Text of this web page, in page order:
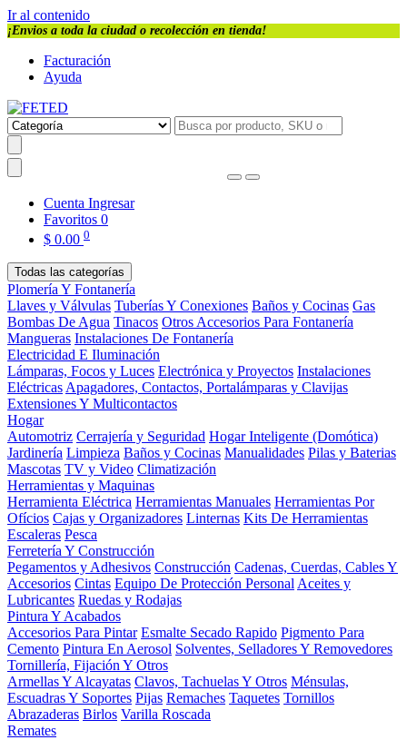
Ir al contenido
¡Envios a toda la ciudad o recolección en tienda!
Facturación
Ayuda
Cuenta Ingresar
Favoritos 0
$ 0.00 0
Todas las categorías
Plomería Y Fontanería
Llaves y Válvulas Tuberías Y Conexiones Baños y Cocinas Gas
Bombas De Agua Tinacos Otros Accesorios Para Fontanería
Mangueras Instalaciones De Fontanería
Electricidad E Iluminación
Lámparas, Focos y Luces Electrónica y Proyectos Instalaciones
Eléctricas Apagadores, Contactos, Portalámparas y Clavijas
Extensiones Y Multicontactos
Hogar
Automotriz Cerrajería y Seguridad Hogar Inteligente (Domótica)
Jardinería Limpieza Baños y Cocinas Manualidades Pilas y Baterias
Mascotas TV y Video Climatización
Herramientas y Maquinas
Herramienta Eléctrica Herramientas Manuales Herramientas Por
Ofícios Cajas y Organizadores Linternas Kits De Herramientas
Escaleras Pesca
Ferretería Y Construcción
Pegamentos y Adhesivos Construcción Cadenas, Cuerdas, Cables Y
Accesorios Cintas Equipo De Protección Personal Aceites y
Lubricantes Ruedas y Rodajas
Pintura Y Acabados
Accesorios Para Pintar Esmalte Secado Rapido Pigmento Para
Cemento Pintura En Aerosol Solventes, Selladores Y Removedores
Tornillería, Fijación Y Otros
Armellas Y Alcayatas Clavos, Tachuelas Y Otros Ménsulas,
Escuadras Y Soportes Pijas Remaches Taquetes Tornillos
Abrazaderas Birlos Varilla Roscada
Remates